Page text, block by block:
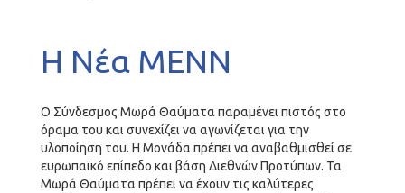
Η Νέα ΜΕΝΝ
Ο Σύνδεσμος Μωρά Θαύματα παραμένει πιστός στο
όραμα του και συνεχίζει να αγωνίζεται για την
υλοποίηση του. Η Μονάδα πρέπει να αναβαθμισθεί σε
ευρωπαϊκό επίπεδο και βάση Διεθνών Προτύπων. Τα
Μωρά Θαύματα πρέπει να έχουν τις καλύτερες